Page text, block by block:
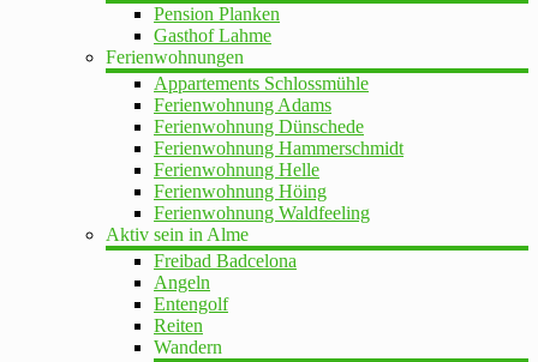
Pension Planken
Gasthof Lahme
Ferienwohnungen
Appartements Schlossmühle
Ferienwohnung Adams
Ferienwohnung Dünschede
Ferienwohnung Hammerschmidt
Ferienwohnung Helle
Ferienwohnung Höing
Ferienwohnung Waldfeeling
Aktiv sein in Alme
Freibad Badcelona
Angeln
Entengolf
Reiten
Wandern